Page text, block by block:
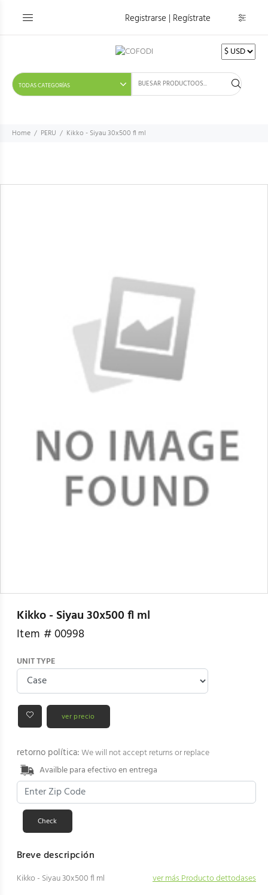
Registrarse | Regístrate
Home PERU Kikko - Siyau 30x500 fl ml
Kikko - Siyau 30x500 fl ml
Item #00998
UNIT TYPE
ver precio
retorno política:We will not accept returns or replace
Availble para efectivo en entrega
Breve descripción
Kikko - Siyau 30x500 fl ml ver más Producto dettodases